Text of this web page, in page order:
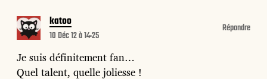
katoo
10 Déc 12 à 14:25
Je suis définitement fan…
Quel talent, quelle joliesse !
Répondre